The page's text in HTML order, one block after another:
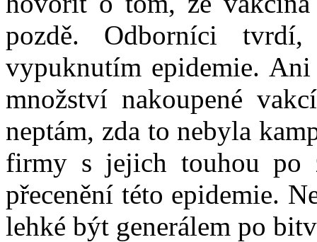
pozdě. Odborníci
vypuknutím epidemie.
množství nakoupené
neptám, zda to nebyla
firmy s jejich touhou po
přecenění této epidemie.
lehké být generálem po